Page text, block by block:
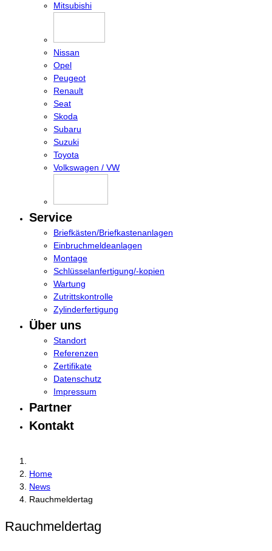
Mitsubishi
Nissan
Opel
Peugeot
Renault
Seat
Skoda
Subaru
Suzuki
Toyota
Volkswagen / VW
Service
Briefkästen/Briefkastenanlagen
Einbruchmeldeanlagen
Montage
Schlüsselanfertigung/-kopien
Wartung
Zutrittskontrolle
Zylinderfertigung
Über uns
Standort
Referenzen
Zertifikate
Datenschutz
Impressum
Partner
Kontakt
Home
News
Rauchmeldertag
Rauchmeldertag